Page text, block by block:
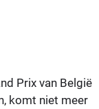
Prix van België
komt niet meer